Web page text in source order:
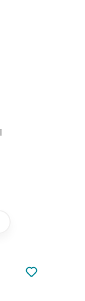
Nie dodano
Dodaj do